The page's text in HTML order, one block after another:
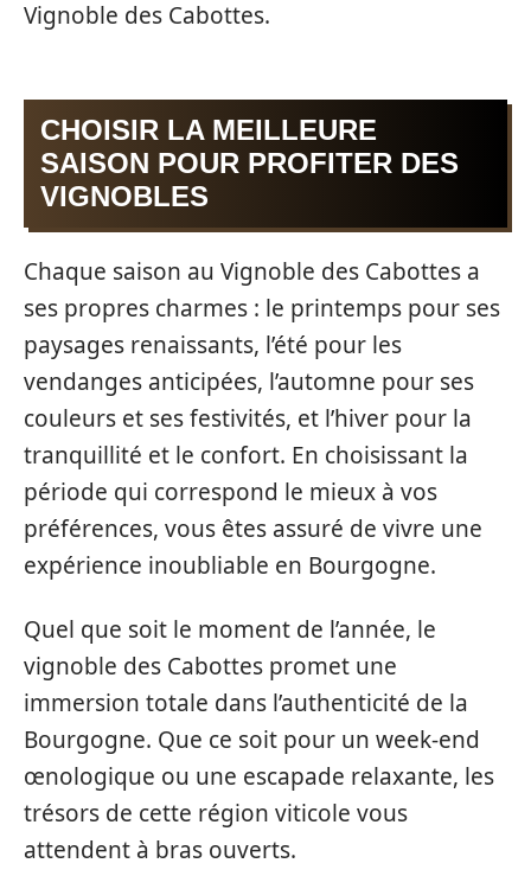
Vignoble des Cabottes.
CHOISIR LA MEILLEURE
SAISON POUR PROFITER DES
VIGNOBLES
Chaque saison au Vignoble des Cabottes a
ses propres charmes : le printemps pour ses
paysages renaissants, l’été pour les
vendanges anticipées, l’automne pour ses
couleurs et ses festivités, et l’hiver pour la
tranquillité et le confort. En choisissant la
période qui correspond le mieux à vos
préférences, vous êtes assuré de vivre une
expérience inoubliable en Bourgogne.
Quel que soit le moment de l’année, le
vignoble des Cabottes promet une
immersion totale dans l’authenticité de la
Bourgogne. Que ce soit pour un week-end
œnologique ou une escapade relaxante, les
trésors de cette région viticole vous
attendent à bras ouverts.